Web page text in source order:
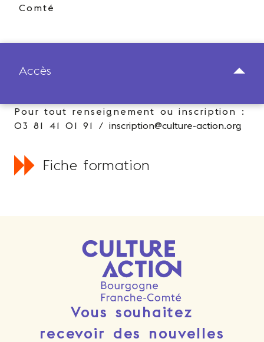
Comté
Accès
Pour tout renseignement ou inscription :
03 81 41 01 91 / inscription@culture-action.org
Fiche formation
Vous souhaitez
recevoir des nouvelles